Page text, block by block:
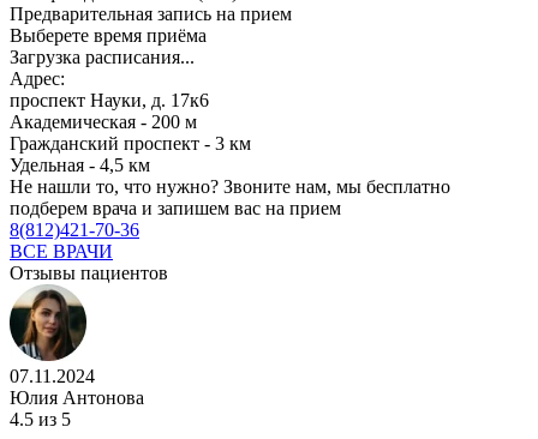
Предварительная запись на прием
Выберете время приёма
Загрузка расписания...
Адрес:
проспект Науки, д. 17к6
Академическая - 200 м
Гражданский проспект - 3 км
Удельная - 4,5 км
Не нашли то, что нужно? Звоните нам, мы бесплатно
подберем врача и запишем вас на прием
8(812)421-70-36
ВСЕ ВРАЧИ
Отзывы пациентов
07.11.2024
Юлия Антонова
4.5 из 5